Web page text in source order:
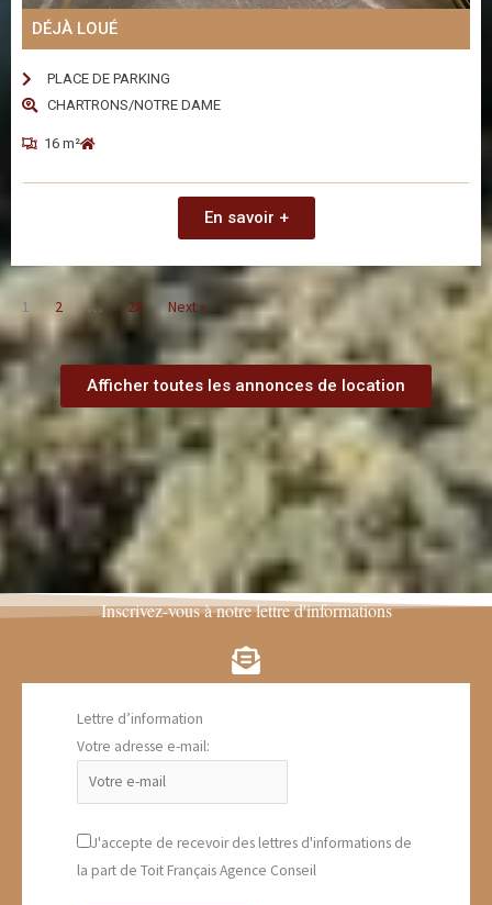
DÉJÀ LOUÉ
PLACE DE PARKING
CHARTRONS/NOTRE DAME
16 m²
En savoir +
1 2 … 28 Next »
Afficher toutes les annonces de location
Inscrivez-vous à notre lettre d'informations
Lettre d’information
Votre adresse e-mail:
J'accepte de recevoir des lettres d'informations de
la part de Toit Français Agence Conseil